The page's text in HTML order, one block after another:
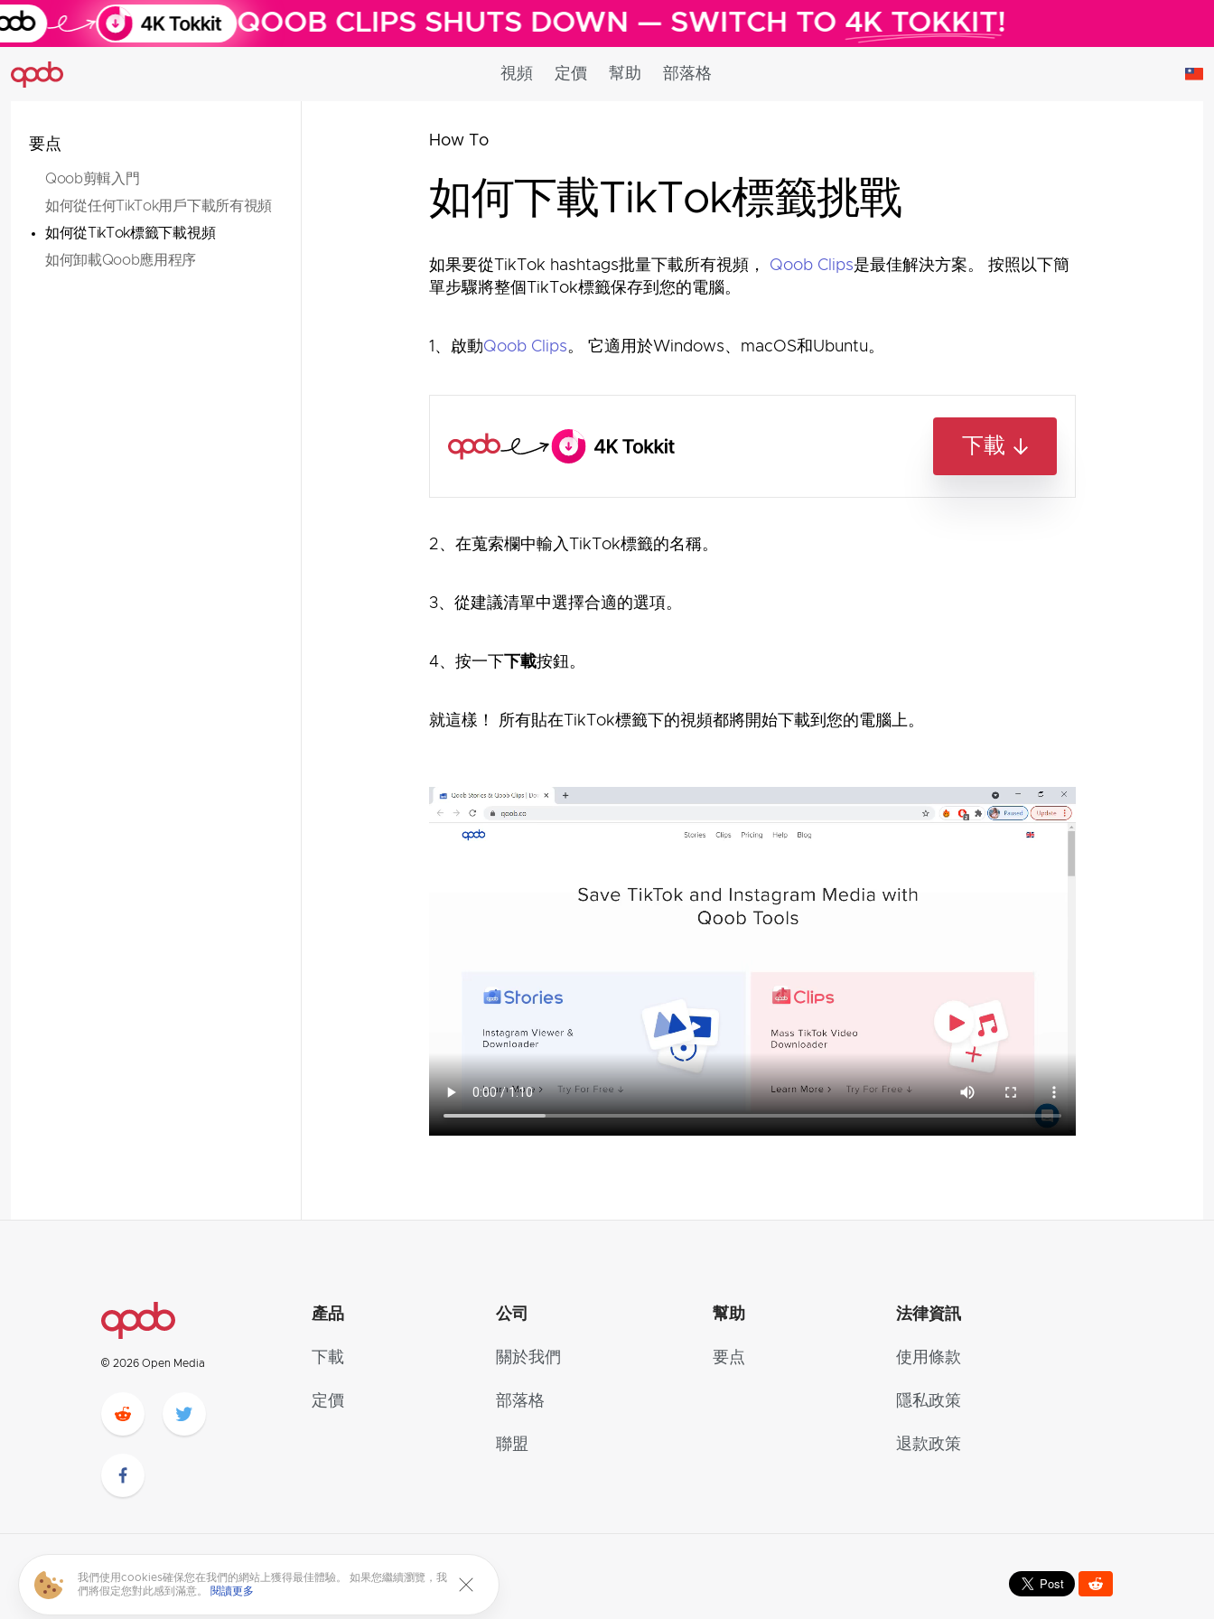
QOOB CLIPS SHUTS DOWN — SWITCH TO4K TOKKIT!
視頻 定價 幫助 部落格
要点
Qoob剪輯入門
如何從任何TikTok用戶下載所有視頻
如何從TikTok標籤下載視頻
如何卸載Qoob應用程序
How To
如何下載TikTok標籤挑戰
如果要從TikTok hashtags批量下載所有視頻， Qoob Clips是最佳解決方案。 按照以下簡
單步驟將整個TikTok標籤保存到您的電腦。
1、啟動Qoob Clips。 它適用於Windows、macOS和Ubuntu。
下載
2、在蒐索欄中輸入TikTok標籤的名稱。
3、從建議清單中選擇合適的選項。
4、按一下 下載按鈕。
就這樣！ 所有貼在TikTok標籤下的視頻都將開始下載到您的電腦上。
我們使用cookies確保您在我們的網站上獲得最佳體驗。 如果您繼續瀏覽，我
們將假定您對此感到滿意。
閱讀更多
© 2026 Open Media
產品
下載
定價
公司
關於我們
部落格
聯盟
幫助
要点
法律資訊
使用條款
隱私政策
退款政策
繁體中文